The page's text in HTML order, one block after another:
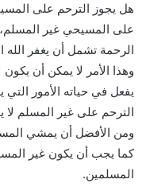
هل يجوز الترحم على
على المسيحي غير المسلم،
الرحمة تشمل أن يغفر الله
وهذا الأمر لا يمكن أن
يفعل في حياته الأمور التي
الترحم على غير المسلم
ومن الأفضل أن يمشي
كما يجب أن يكون غير
المسلمين.